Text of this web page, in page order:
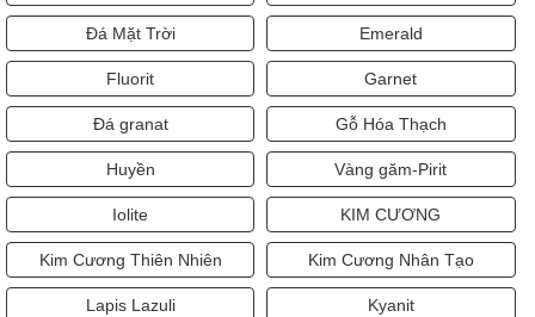
Đá Mặt Trời Emerald
Fluorit Garnet
Đá granat Gỗ Hóa Thạch
Huyền Vàng găm-Pirit
Iolite KIM CƯƠNG
Kim Cương Thiên Nhiên Kim Cương Nhân Tạo
Lapis Lazuli Kyanit